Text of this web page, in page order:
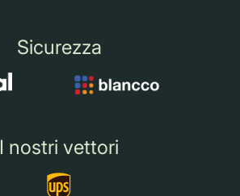
Sicurezza
I nostri vettori